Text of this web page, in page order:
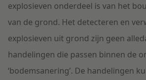
explosieven onderdeel is van het
van de grond. Het detecteren en
explosieven uit grond zijn geen
handelingen die passen binnen de
‘bodemsanering’. De handelingen